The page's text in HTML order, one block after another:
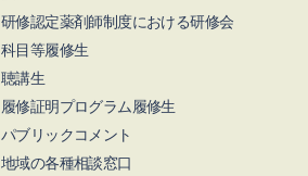
研修認定薬剤師制度における研修会
科目等履修生
聴講生
履修証明プログラム履修生
パブリックコメント
地域の各種相談窓口